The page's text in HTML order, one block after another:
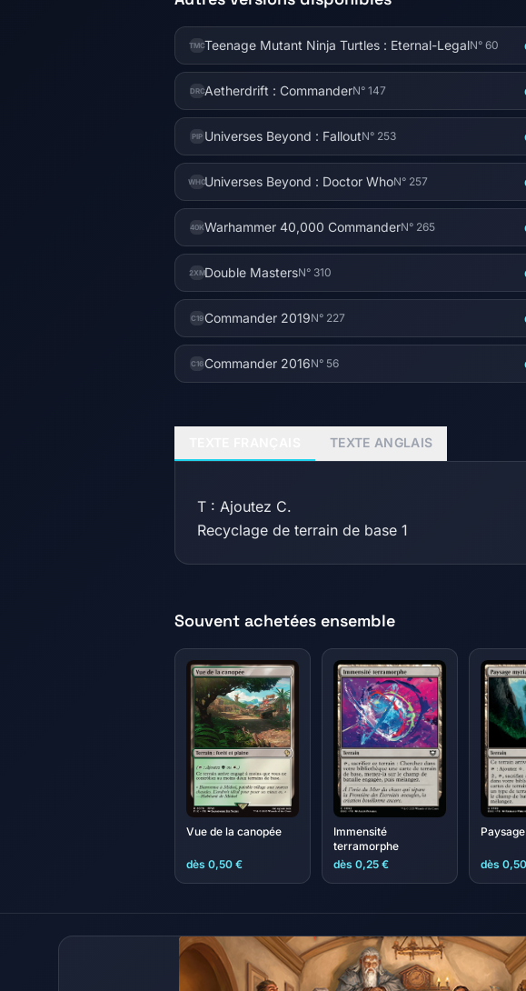
TMCTeenage Mutant Ninja Turtles : Eternal-LegalN° 60
DRCAetherdrift : CommanderN° 147
PIP Universes Beyond : FalloutN° 253
WHOUniverses Beyond : Doctor WhoN° 257
40KWarhammer 40,000 CommanderN° 265
2XMDouble MastersN° 310
C19Commander 2019N° 227
C16 Commander 2016N° 56
TEXTE ANGLAIS
T : Ajoutez C.
Recyclage de terrain de base 1
Souvent achetées ensemble
Vue de la canopée
dès 0,50 €
Immensité
terramorphe
dès 0,25 €
dès